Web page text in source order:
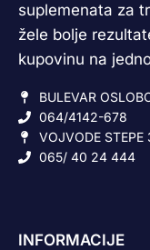
suplemenata za
žele bolje
kupovinu na
BULEVAR
064/4142-678
VOJVODE STEPE
065/ 40 24 444
INFORMACIJE